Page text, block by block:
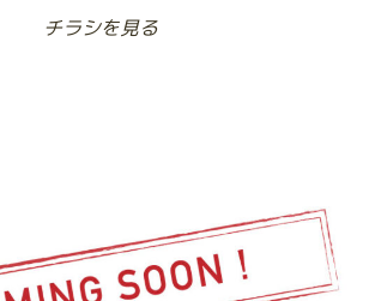
チラシを見る